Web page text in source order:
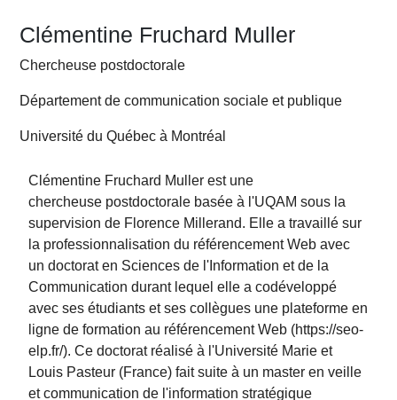
Clémentine Fruchard Muller
Chercheuse postdoctorale
Département de communication sociale et publique
Université du Québec à Montréal
Clémentine Fruchard Muller est une
chercheuse postdoctorale basée à l'UQAM sous la
supervision de Florence Millerand. Elle a travaillé sur
la professionnalisation du référencement Web avec
un doctorat en Sciences de l'Information et de la
Communication durant lequel elle a codéveloppé
avec ses étudiants et ses collègues une plateforme en
ligne de formation au référencement Web (https://seo-
elp.fr/). Ce doctorat réalisé à l'Université Marie et
Louis Pasteur (France) fait suite à un master en veille
et communication de l'information stratégique